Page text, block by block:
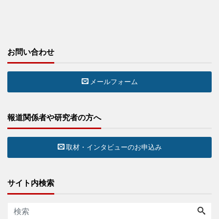
お問い合わせ
メールフォーム
報道関係者や研究者の方へ
取材・インタビューのお申込み
サイト内検索